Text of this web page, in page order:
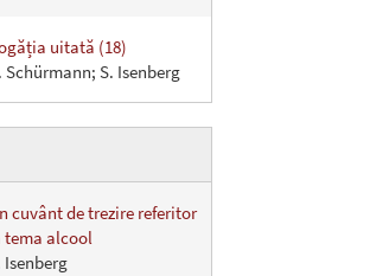
uitată (18)
Schürmann; S. Isenberg
cuvânt de trezire referitor
tema alcool
Isenberg